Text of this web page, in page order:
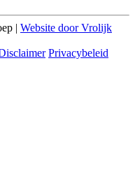
| Website door Vrolijk
Privacybeleid